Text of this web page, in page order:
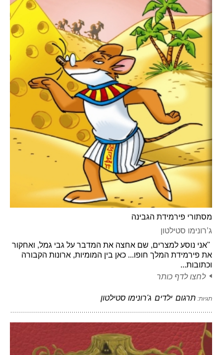
מסתורי פירמידת הגבינה
ג’רונימו סטילטון
"אני נוסע למצרים, שם אחצה את המדבר על גבי גמל, ואחקור
את פירמידת המלך חופו... כאן בין המומיות, ארונות הקבורה
וכתובות...
לחצו לדף כותר
תגיות: תרגום ילדים ג'רונימו סטילטון